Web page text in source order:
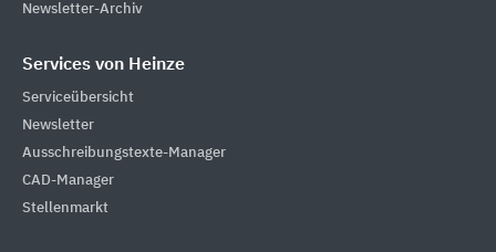
Newsletter-Archiv
Services von Heinze
Serviceübersicht
Newsletter
Ausschreibungstexte-Manager
CAD-Manager
Stellenmarkt